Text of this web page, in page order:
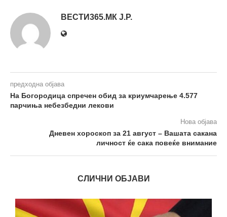
ВЕСТИ365.МК Ј.Р.
предходна објава
На Богородица спречен обид за криумчарење 4.577
парчиња небезбедни лекови
Нова објава
Дневен хороскоп за 21 август – Вашата сакана
личност ќе сака повеќе внимание
СЛИЧНИ ОБЈАВИ